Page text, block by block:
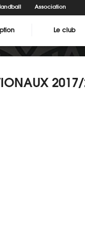
Association
Le club